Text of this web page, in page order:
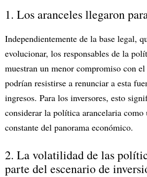
1. Los aranceles llegaron
Independientemente de la base legal,
evolucionar, los responsables de la
muestran un menor compromiso con el
podrían resistirse a renunciar a esta
ingresos. Para los inversores, esto
considerar la política arancelaria como
constante del panorama económico.
2. La volatilidad de las
parte del escenario de